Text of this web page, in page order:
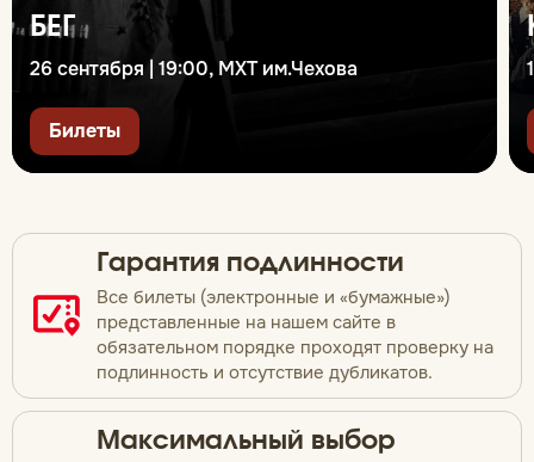
БЕГ
26 сентября | 19:00, МХТ им.Чехова
Билеты
Гарантия подлинности
Все билеты (электронные и «бумажные»)
представленные на нашем сайте в
обязательном порядке проходят проверку на
подлинность и отсутствие дубликатов.
Максимальный выбор